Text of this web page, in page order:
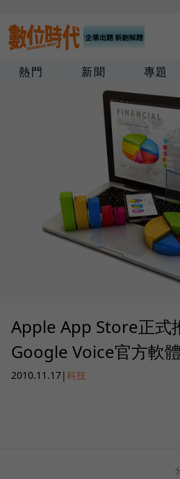
熱門 新聞 專題
Apple App Store正式
Google Voice官方軟體
2010.11.17|科技